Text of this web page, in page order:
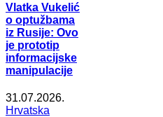
Vlatka Vukelić
o optužbama
iz Rusije: Ovo
je prototip
informacijske
manipulacije
31.07.2026.
Hrvatska